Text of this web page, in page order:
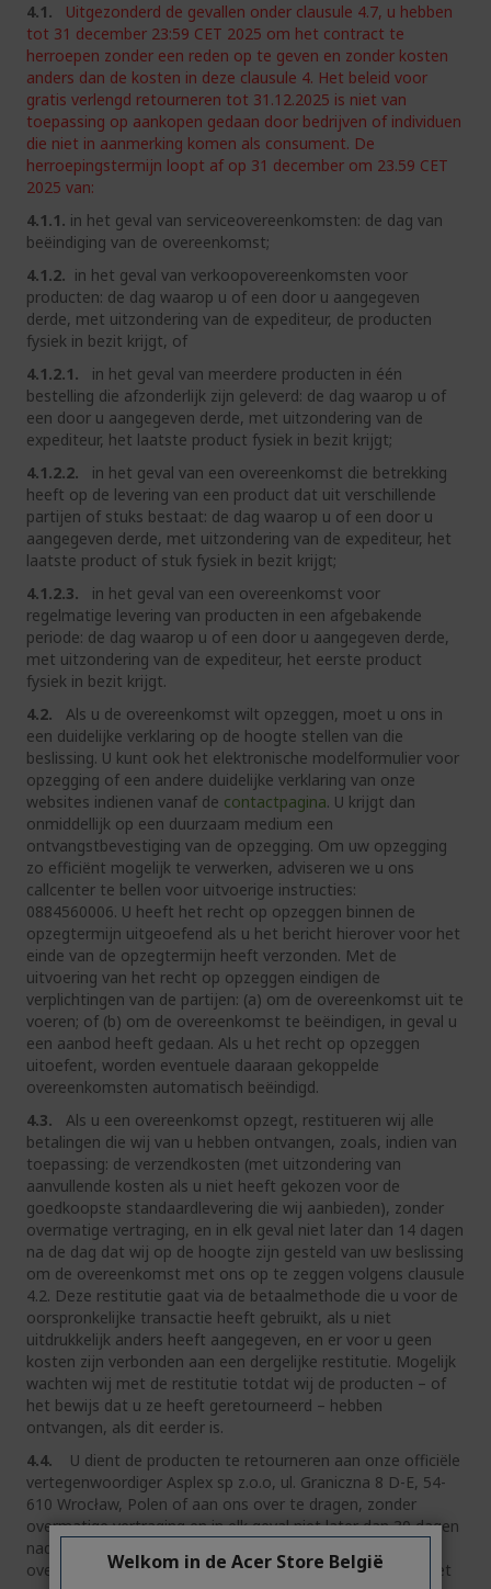
4.1. Uitgezonderd de gevallen onder clausule 4.7, u hebben
tot 31 december 23:59 CET 2025 om het contract te
herroepen zonder een reden op te geven en zonder kosten
anders dan de kosten in deze clausule 4. Het beleid voor
gratis verlengd retourneren tot 31.12.2025 is niet van
toepassing op aankopen gedaan door bedrijven of individuen
die niet in aanmerking komen als consument. De
herroepingstermijn loopt af op 31 december om 23.59 CET
2025 van:
4.1.1. in het geval van serviceovereenkomsten: de dag van
beëindiging van de overeenkomst;
4.1.2. in het geval van verkoopovereenkomsten voor
producten: de dag waarop u of een door u aangegeven
derde, met uitzondering van de expediteur, de producten
fysiek in bezit krijgt, of
4.1.2.1. in het geval van meerdere producten in één
bestelling die afzonderlijk zijn geleverd: de dag waarop u of
een door u aangegeven derde, met uitzondering van de
expediteur, het laatste product fysiek in bezit krijgt;
4.1.2.2. in het geval van een overeenkomst die betrekking
heeft op de levering van een product dat uit verschillende
partijen of stuks bestaat: de dag waarop u of een door u
aangegeven derde, met uitzondering van de expediteur, het
laatste product of stuk fysiek in bezit krijgt;
4.1.2.3. in het geval van een overeenkomst voor
regelmatige levering van producten in een afgebakende
periode: de dag waarop u of een door u aangegeven derde,
met uitzondering van de expediteur, het eerste product
fysiek in bezit krijgt.
4.2. Als u de overeenkomst wilt opzeggen, moet u ons in
een duidelijke verklaring op de hoogte stellen van die
beslissing. U kunt ook het elektronische modelformulier voor
opzegging of een andere duidelijke verklaring van onze
websites indienen vanaf de contactpagina. U krijgt dan
onmiddellijk op een duurzaam medium een
ontvangstbevestiging van de opzegging. Om uw opzegging
zo efficiënt mogelijk te verwerken, adviseren we u ons
callcenter te bellen voor uitvoerige instructies:
0884560006. U heeft het recht op opzeggen binnen de
opzegtermijn uitgeoefend als u het bericht hierover voor het
einde van de opzegtermijn heeft verzonden. Met de
uitvoering van het recht op opzeggen eindigen de
verplichtingen van de partijen: (a) om de overeenkomst uit te
voeren; of (b) om de overeenkomst te beëindigen, in geval u
een aanbod heeft gedaan. Als u het recht op opzeggen
uitoefent, worden eventuele daaraan gekoppelde
overeenkomsten automatisch beëindigd.
4.3. Als u een overeenkomst opzegt, restitueren wij alle
betalingen die wij van u hebben ontvangen, zoals, indien van
toepassing: de verzendkosten (met uitzondering van
aanvullende kosten als u niet heeft gekozen voor de
goedkoopste standaardlevering die wij aanbieden), zonder
overmatige vertraging, en in elk geval niet later dan 14 dagen
na de dag dat wij op de hoogte zijn gesteld van uw beslissing
om de overeenkomst met ons op te zeggen volgens clausule
4.2. Deze restitutie gaat via de betaalmethode die u voor de
oorspronkelijke transactie heeft gebruikt, als u niet
uitdrukkelijk anders heeft aangegeven, en er voor u geen
kosten zijn verbonden aan een dergelijke restitutie. Mogelijk
wachten wij met de restitutie totdat wij de producten – of
het bewijs dat u ze heeft geretourneerd – hebben
ontvangen, als dit eerder is.
4.4.
U dient de producten te retourneren aan onze officiële
vertegenwoordiger Asplex sp z.o.o, ul. Graniczna 8 D-E, 54-
610 Wrocław, Polen of aan ons over te dragen, zonder
overmatige vertraging en in elk geval niet later dan 30 dagen
nadat u ons heeft geïnformeerd over uw beslissing om de
overeenkomst op te zeggen volgens clausule 4.2. U voldoet
Welkom in de Acer Store België